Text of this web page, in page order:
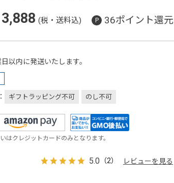
(税・送料込) 36ポイント還元
以内に発送いたします。
ギフトラッピング不可 のし不可
はクレジットカードのみとなります。
5.0 （2） レビューを見る